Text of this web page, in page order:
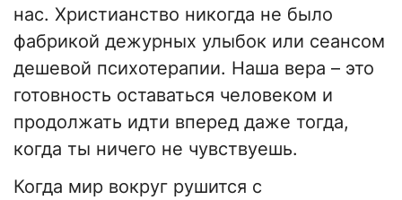
нас. Христианство никогда не было
фабрикой дежурных улыбок или сеансом
дешевой психотерапии. Наша вера – это
готовность оставаться человеком и
продолжать идти вперед даже тогда,
когда ты ничего не чувствуешь.
​Когда мир вокруг рушится с